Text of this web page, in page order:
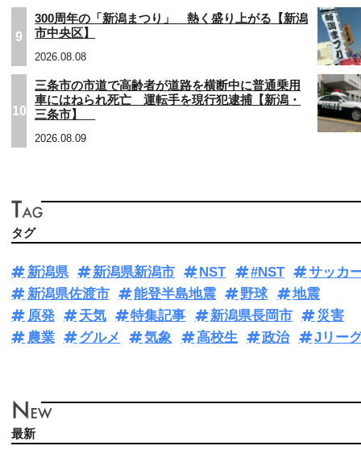
9
300周年の「新潟まつり」 熱く盛り上がる【新潟
市中央区】
2026.08.08
10
三条市の市道で高齢者が道路を横断中に普通乗用
車にはねられ死亡 運転手を現行犯逮捕【新潟・
三条市】
2026.08.09
タグ
新潟県 新潟県新潟市 NST #NST
サッカ
新潟県佐渡市
能登半島地震 野球
地震
原発
天気 特集記事 新潟県長岡市
災害
農業
グルメ 気象 高校生 政治 Jリー
最新